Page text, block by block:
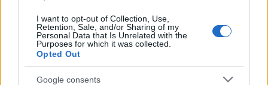
I want to opt-out of Collection, Use,
Retention, Sale, and/or Sharing of my
Personal Data that Is Unrelated with the
Purposes for which it was collected.
Opted Out
Google consents
Selv trekker Didrik Tønseth fram stafett-gullet fra
VM 2015 i Falun som et høydepunkt.
– Stafettfeiden mellom Norge og Sverige var
ganske høy på den tida. Det var en stor opplevelse